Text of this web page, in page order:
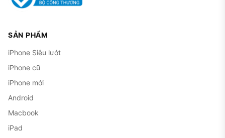
SẢN PHẨM
iPhone Siêu lướt
iPhone cũ
iPhone mới
Android
Macbook
iPad